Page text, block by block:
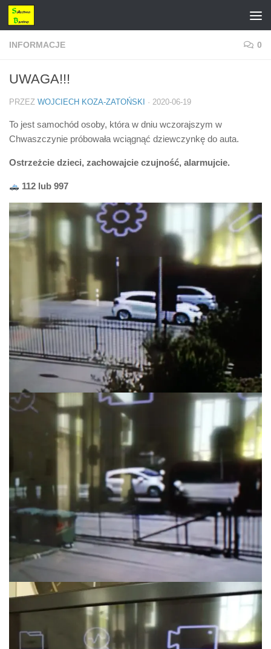
Przejdź do treści
INFORMACJE 0
UWAGA!!!
PRZEZ WOJCIECH KOZA-ZATOŃSKI · 2020-06-19
To jest samochód osoby, która w dniu wczorajszym w
Chwaszczynie próbowała wciągnąć dziewczynkę do auta.
Ostrzeżcie dzieci, zachowajcie czujność, alarmujcie.
112 lub 997